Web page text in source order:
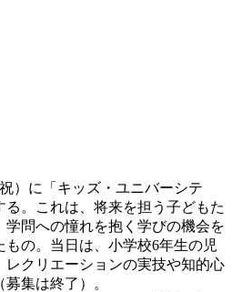
）に「キッズ・ユニバーシテ
る。これは、将来を担う子どもた
問への憧れを抱く学びの機会を
の。当日は、小学校6年生の児
クリエーションの実技や知的心
集は終了）。